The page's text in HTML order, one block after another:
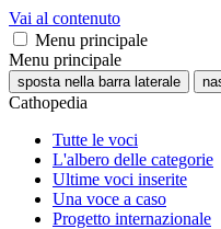
Vai al contenuto
Menu principale
Menu principale
sposta nella barra laterale
Cathopedia
Tutte le voci
L'albero delle categorie
Ultime voci inserite
Una voce a caso
Progetto internazionale